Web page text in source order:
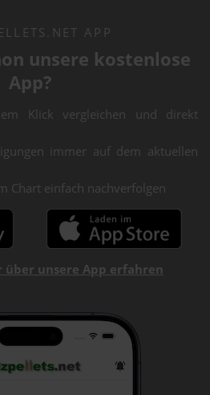
APP
unsere kostenlose
App?
Klick vergleichen und direkt
immer auf dem aktuellen
Chart einfach nachverfolgen
über unsere App erfahren